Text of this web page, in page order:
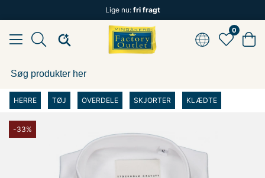
Lige nu: fri fragt
0
HERRE TØJ OVERDELE SKJORTER KLÆDTE
-33%